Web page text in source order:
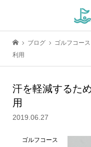
ブログ ゴルフコース
利用
汗を軽減するた
用
2019.06.27
ゴルフコース